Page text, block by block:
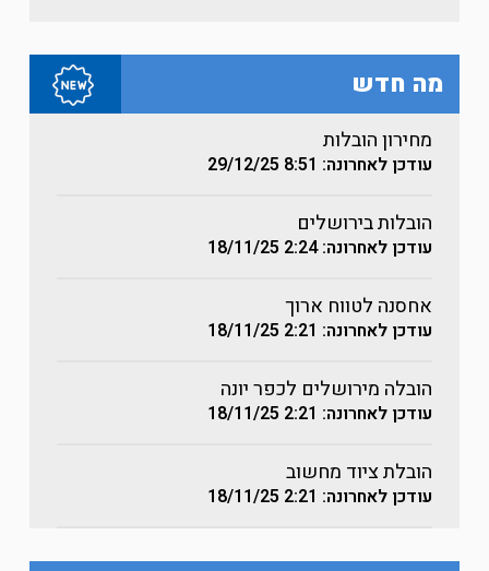
מה חדש
מחירון הובלות
עודכן לאחרונה: 8:51 29/12/25
הובלות בירושלים
עודכן לאחרונה: 2:24 18/11/25
אחסנה לטווח ארוך
עודכן לאחרונה: 2:21 18/11/25
הובלה מירושלים לכפר יונה
עודכן לאחרונה: 2:21 18/11/25
הובלת ציוד מחשוב
עודכן לאחרונה: 2:21 18/11/25